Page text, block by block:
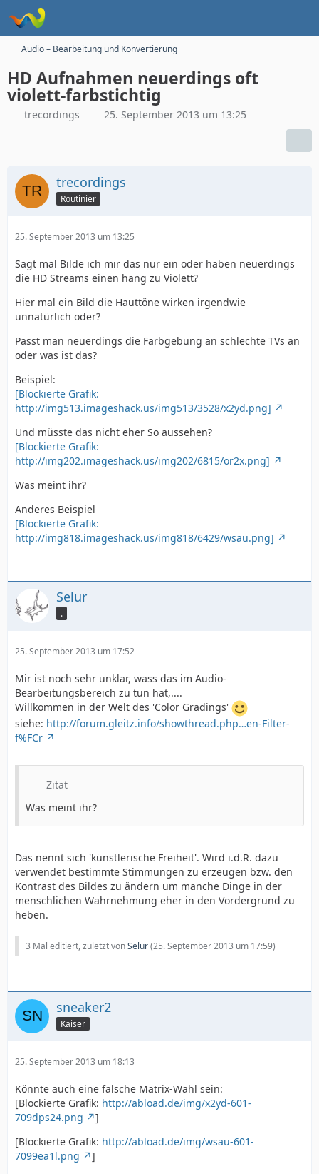
Audio – Bearbeitung und Konvertierung
HD Aufnahmen neuerdings oft
violett-farbstichtig
trecordings 25. September 2013 um 13:25
trecordings
Routinier
25. September 2013 um 13:25
Sagt mal Bilde ich mir das nur ein oder haben neuerdings
die HD Streams einen hang zu Violett?
Hier mal ein Bild die Hauttöne wirken irgendwie
unnatürlich oder?
Passt man neuerdings die Farbgebung an schlechte TVs an
oder was ist das?
Beispiel:
[Blockierte Grafik:
http://img513.imageshack.us/img513/3528/x2yd.png]
Und müsste das nicht eher So aussehen?
[Blockierte Grafik:
http://img202.imageshack.us/img202/6815/or2x.png]
Was meint ihr?
Anderes Beispiel
[Blockierte Grafik:
http://img818.imageshack.us/img818/6429/wsau.png]
Selur
.
25. September 2013 um 17:52
Mir ist noch sehr unklar, wass das im Audio-
Bearbeitungsbereich zu tun hat,....
Willkommen in der Welt des 'Color Gradings'
siehe: http://forum.gleitz.info/showthread.php…en-Filter-
f%FCr
Zitat
Was meint ihr?
Das nennt sich 'künstlerische Freiheit'. Wird i.d.R. dazu
verwendet bestimmte Stimmungen zu erzeugen bzw. den
Kontrast des Bildes zu ändern um manche Dinge in der
menschlichen Wahrnehmung eher in den Vordergrund zu
heben.
3 Mal editiert, zuletzt vonSelur(25. September 2013 um 17:59)
sneaker2
Kaiser
25. September 2013 um 18:13
Könnte auch eine falsche Matrix-Wahl sein:
[Blockierte Grafik: http://abload.de/img/x2yd-601-
709dps24.png
]
[Blockierte Grafik: http://abload.de/img/wsau-601-
7099ea1l.png
]